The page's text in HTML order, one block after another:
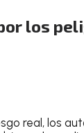
los
real, los